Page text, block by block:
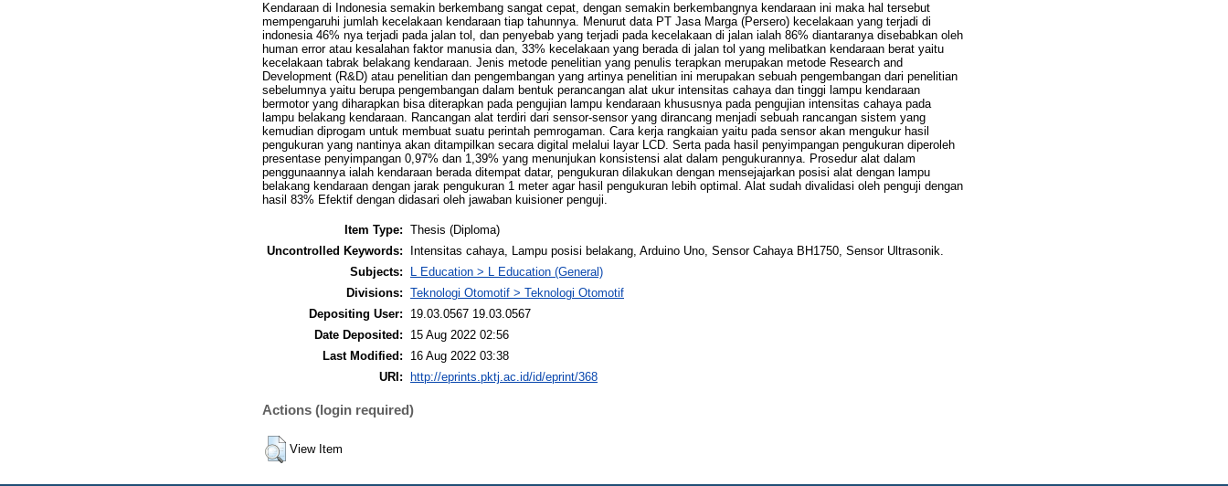
Kendaraan di Indonesia semakin berkembang sangat cepat, dengan semakin berkembangnya kendaraan ini maka hal tersebut
mempengaruhi jumlah kecelakaan kendaraan tiap tahunnya. Menurut data PT Jasa Marga (Persero) kecelakaan yang terjadi di
indonesia 46% nya terjadi pada jalan tol, dan penyebab yang terjadi pada kecelakaan di jalan ialah 86% diantaranya disebabkan oleh
human error atau kesalahan faktor manusia dan, 33% kecelakaan yang berada di jalan tol yang melibatkan kendaraan berat yaitu
kecelakaan tabrak belakang kendaraan. Jenis metode penelitian yang penulis terapkan merupakan metode Research and
Development (R&D) atau penelitian dan pengembangan yang artinya penelitian ini merupakan sebuah pengembangan dari penelitian
sebelumnya yaitu berupa pengembangan dalam bentuk perancangan alat ukur intensitas cahaya dan tinggi lampu kendaraan
bermotor yang diharapkan bisa diterapkan pada pengujian lampu kendaraan khususnya pada pengujian intensitas cahaya pada
lampu belakang kendaraan. Rancangan alat terdiri dari sensor-sensor yang dirancang menjadi sebuah rancangan sistem yang
kemudian diprogam untuk membuat suatu perintah pemrogaman. Cara kerja rangkaian yaitu pada sensor akan mengukur hasil
pengukuran yang nantinya akan ditampilkan secara digital melalui layar LCD. Serta pada hasil penyimpangan pengukuran diperoleh
presentase penyimpangan 0,97% dan 1,39% yang menunjukan konsistensi alat dalam pengukurannya. Prosedur alat dalam
penggunaannya ialah kendaraan berada ditempat datar, pengukuran dilakukan dengan mensejajarkan posisi alat dengan lampu
belakang kendaraan dengan jarak pengukuran 1 meter agar hasil pengukuran lebih optimal. Alat sudah divalidasi oleh penguji dengan
hasil 83% Efektif dengan didasari oleh jawaban kuisioner penguji.
Item Type: Thesis (Diploma)
Uncontrolled Keywords:
Intensitas cahaya, Lampu posisi belakang, Arduino Uno, Sensor Cahaya BH1750, Sensor Ultrasonik.
Subjects:
L Education > L Education (General)
Divisions: Teknologi Otomotif > Teknologi Otomotif
Depositing User:
19.03.0567 19.03.0567
Date Deposited:
15 Aug 2022 02:56
Last Modified:
16 Aug 2022 03:38
URI:
http://eprints.pktj.ac.id/id/eprint/368
Actions (login required)
View Item